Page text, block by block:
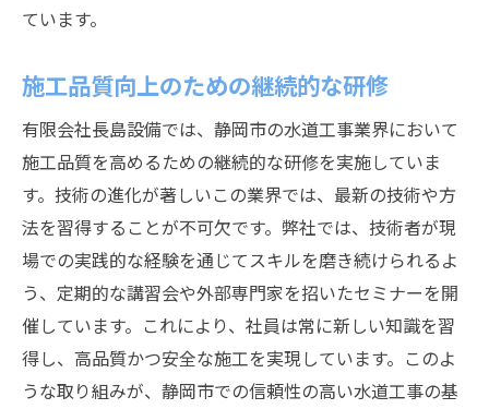
ています。
施工品質向上のための継続的な研修
有限会社長島設備では、静岡市の水道工事業界において
施工品質を高めるための継続的な研修を実施していま
す。技術の進化が著しいこの業界では、最新の技術や方
法を習得することが不可欠です。弊社では、技術者が現
場での実践的な経験を通じてスキルを磨き続けられるよ
う、定期的な講習会や外部専門家を招いたセミナーを開
催しています。これにより、社員は常に新しい知識を習
得し、高品質かつ安全な施工を実現しています。このよ
うな取り組みが、静岡市での信頼性の高い水道工事の基